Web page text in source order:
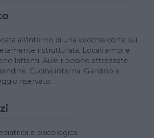
all’interno di una vecchia corte sui
ristrutturata. Locali ampi e
lattanti. Aule riposino attrezzate
Cucina interna. Giardino e
riservato.
e psicologica.